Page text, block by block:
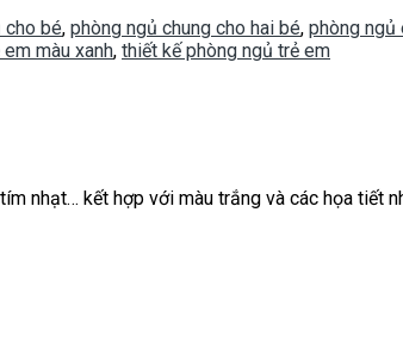
cho bé, phòng ngủ chung cho hai bé, phòng ngủ
màu xanh, thiết kế phòng ngủ trẻ em
nhạt… kết hợp với màu trắng và các họa tiết